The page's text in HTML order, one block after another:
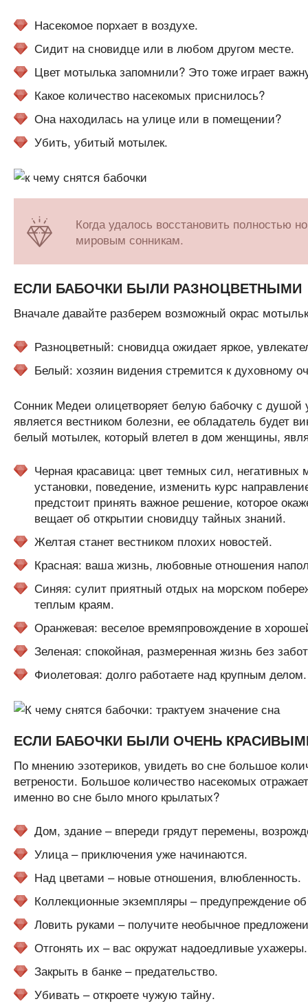
Насекомое порхает в воздухе.
Сидит на сновидце или в любом другом месте.
Цвет мотылька запомнили? Это тоже играет
Какое количество насекомых приснилось?
Она находилась на улице или в помещении?
Убить, убитый мотылек.
Когда удалось восстановить полностью
мировым сонникам.
ЕСЛИ БАБОЧКИ БЫЛИ РАЗНОЦВЕТНЫМИ
Вначале давайте разберем возможный окрас
Разноцветный: сновидца ожидает яркое,
Белый: хозяин видения стремится к духовному
Сонник Медеи олицетворяет белую бабочку с
является вестником болезни, ее обладатель будет
белый мотылек, который влетел в дом женщины,
Черная красавица: цвет темных сил,
установки, поведение, изменить курс
предстоит принять важное решение, которое
вещает об открытии сновидцу тайных знаний.
Желтая станет вестником плохих новостей.
Красная: ваша жизнь, любовные отношения
Синяя: сулит приятный отдых на морском
теплым краям.
Оранжевая: веселое времяпровождение в
Зеленая: спокойная, размеренная жизнь без
Фиолетовая: долго работаете над крупным
ЕСЛИ БАБОЧКИ БЫЛИ ОЧЕНЬ
По мнению эзотериков, увидеть во сне большое
ветрености. Большое количество насекомых
именно во сне было много крылатых?
Дом, здание – впереди грядут перемены,
Улица – приключения уже начинаются.
Над цветами – новые отношения, влюбленность.
Коллекционные экземпляры – предупреждение
Ловить руками – получите необычное
Отгонять их – вас окружат надоедливые ухажеры.
Закрыть в банке – предательство.
Убивать – откроете чужую тайну.